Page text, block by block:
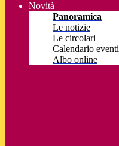
Novità
Panoramica
Le notizie
Le circolari
Calendario eventi
Albo online